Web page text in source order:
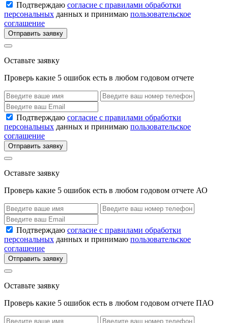
Подтверждаю согласие с правилами обработки
персональных данных и принимаю пользовательское
соглашение
Отправить заявку
Оставьте заявку
Проверь какие 5 ошибок есть в любом годовом отчете
Подтверждаю согласие с правилами обработки
персональных данных и принимаю пользовательское
соглашение
Отправить заявку
Оставьте заявку
Проверь какие 5 ошибок есть в любом годовом отчете АО
Подтверждаю согласие с правилами обработки
персональных данных и принимаю пользовательское
соглашение
Отправить заявку
Оставьте заявку
Проверь какие 5 ошибок есть в любом годовом отчете ПАО